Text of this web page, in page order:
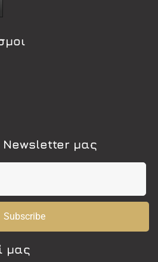
Newsletter μας
Subscribe
μας